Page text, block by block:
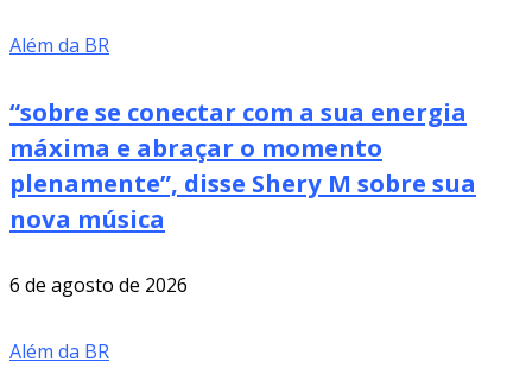
Além da BR
“sobre se conectar com a sua energia
máxima e abraçar o momento
plenamente”, disse Shery M sobre sua
nova música
6 de agosto de 2026
Além da BR